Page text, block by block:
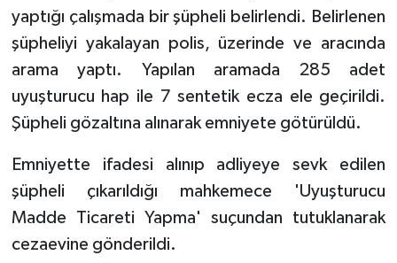
yaptığı çalışmada bir şüpheli belirlendi. Belirlenen
şüpheliyi yakalayan polis, üzerinde ve aracında
arama yaptı. Yapılan aramada 285 adet
uyuşturucu hap ile 7 sentetik ecza ele geçirildi.
Şüpheli gözaltına alınarak emniyete götürüldü.
Emniyette ifadesi alınıp adliyeye sevk edilen
şüpheli çıkarıldığı mahkemece 'Uyuşturucu
Madde Ticareti Yapma' suçundan tutuklanarak
cezaevine gönderildi.
BÖLGE
KEŞFET
POPÜLER
DÜNYA
MEDYA